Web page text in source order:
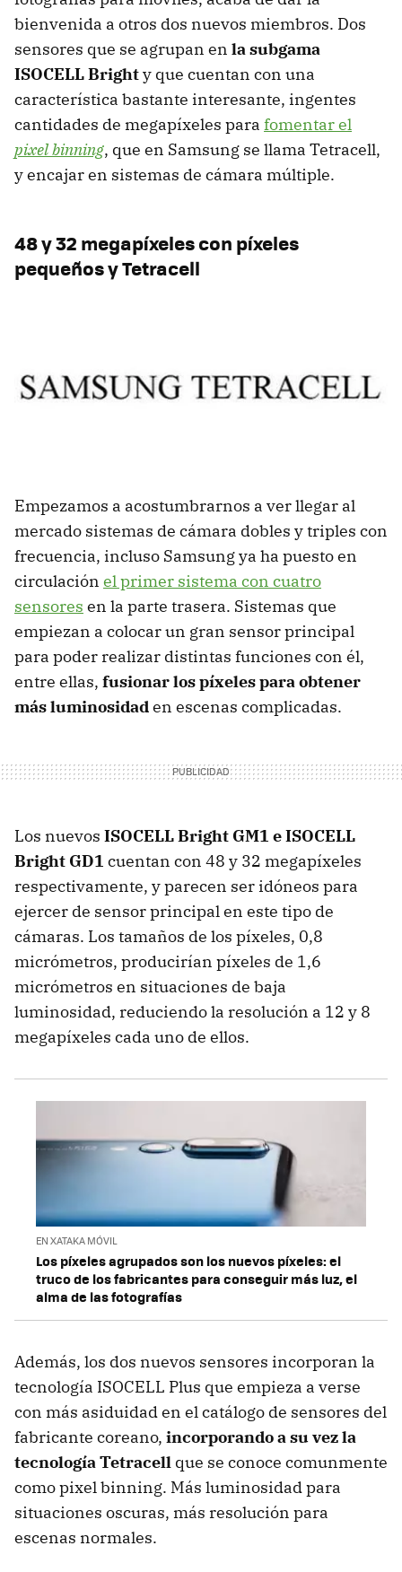
bienvenida a otros dos nuevos miembros. Dos
sensores que se agrupan en la subgama
ISOCELL Brighty que cuentan con una
característica bastante interesante, ingentes
cantidades de megapíxeles para fomentar el
pixel binning, que en Samsung se llama Tetracell,
y encajar en sistemas de cámara múltiple.
48 y 32 megapíxeles con píxeles
pequeños y Tetracell
Empezamos a acostumbrarnos a ver llegar al
mercado sistemas de cámara dobles y triples con
frecuencia, incluso Samsung ya ha puesto en
circulación el primer sistema con cuatro
sensores en la parte trasera. Sistemas que
empiezan a colocar un gran sensor principal
para poder realizar distintas funciones con él,
entre ellas, fusionar los píxeles para obtener
más luminosidaden escenas complicadas.
Los nuevos ISOCELL Bright GM1 e ISOCELL
Bright GD1 cuentan con 48 y 32 megapíxeles
respectivamente, y parecen ser idóneos para
ejercer de sensor principal en este tipo de
cámaras. Los tamaños de los píxeles, 0,8
micrómetros, producirían píxeles de 1,6
micrómetros en situaciones de baja
luminosidad, reduciendo la resolución a 12 y 8
megapíxeles cada uno de ellos.
EN XATAKA MÓVIL
Los píxeles agrupados son los nuevos píxeles: el
truco de los fabricantes para conseguir más luz, el
alma de las fotografías
Además, los dos nuevos sensores incorporan la
tecnología ISOCELL Plus que empieza a verse
con más asiduidad en el catálogo de sensores del
fabricante coreano, incorporando a su vez la
tecnología Tetracell que se conoce comunmente
como pixel binning. Más luminosidad para
situaciones oscuras, más resolución para
escenas normales.